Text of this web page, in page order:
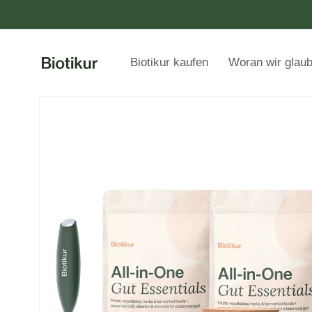
Biotikur kaufen Woran wir